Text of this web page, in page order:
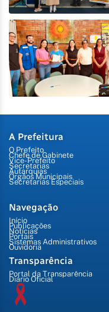
A Prefeitura
O Prefeito
Chefe de Gabinete
Vice-Prefeito
Secretarias
Autarquias
Órgãos Municipais
Secretarias Especiais
Navegação
Início
Publicações
Notícias
Portais
Sistemas Administrativos
Ouvidoria
Transparência
Portal da Transparência
Diário Oficial